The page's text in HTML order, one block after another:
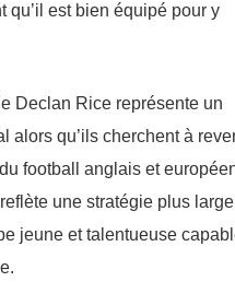
qu’il est bien équipé pour y
Declan Rice représente un
alors qu’ils cherchent à
football anglais et
une stratégie plus large
jeune et talentueuse